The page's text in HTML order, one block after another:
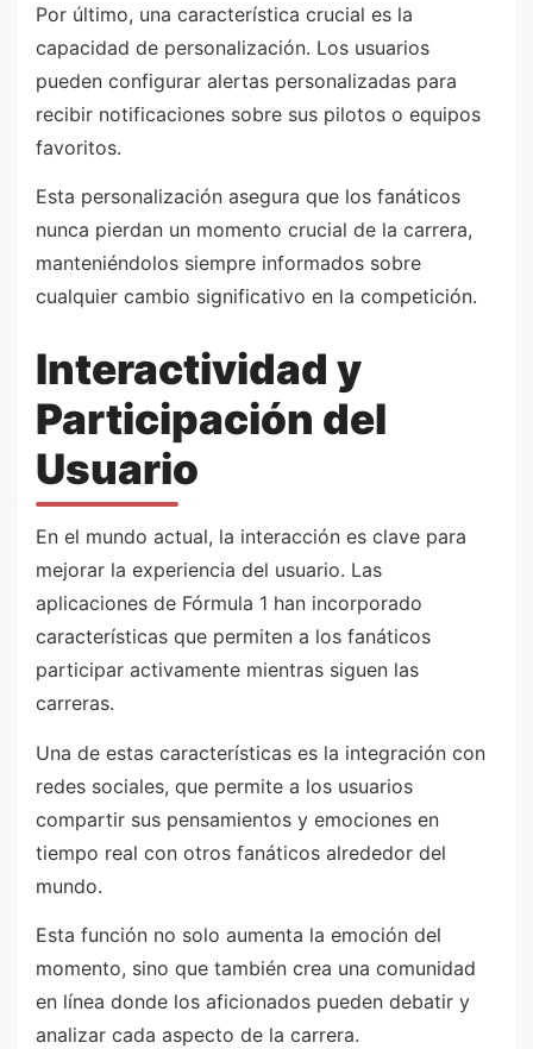
Por último, una característica crucial es la
capacidad de personalización. Los usuarios
pueden configurar alertas personalizadas para
recibir notificaciones sobre sus pilotos o equipos
favoritos.
Esta personalización asegura que los fanáticos
nunca pierdan un momento crucial de la carrera,
manteniéndolos siempre informados sobre
cualquier cambio significativo en la competición.
Interactividad y
Participación del
Usuario
En el mundo actual, la interacción es clave para
mejorar la experiencia del usuario. Las
aplicaciones de Fórmula 1 han incorporado
características que permiten a los fanáticos
participar activamente mientras siguen las
carreras.
Una de estas características es la integración con
redes sociales, que permite a los usuarios
compartir sus pensamientos y emociones en
tiempo real con otros fanáticos alrededor del
mundo.
Esta función no solo aumenta la emoción del
momento, sino que también crea una comunidad
en línea donde los aficionados pueden debatir y
analizar cada aspecto de la carrera.